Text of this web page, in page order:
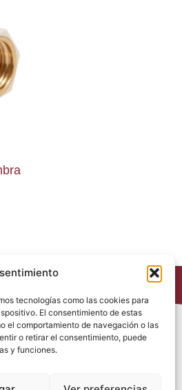
tecnologías como las cookies para
El consentimiento de estas
el comportamiento de navegación o las
o retirar el consentimiento, puede
y funciones.